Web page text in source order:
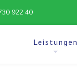
922 40
Leistungen